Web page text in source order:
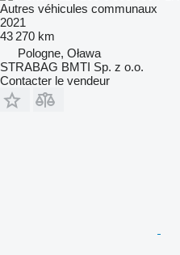
Autres véhicules communaux
2021
43 270 km
Pologne, Oława
STRABAG BMTI Sp. z o.o.
Contacter le vendeur